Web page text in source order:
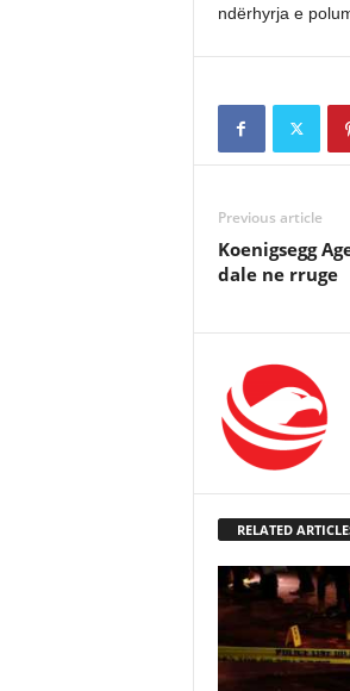
ndërhyrja e
Previous article
Koenigsegg
dale ne rruge
RELATED